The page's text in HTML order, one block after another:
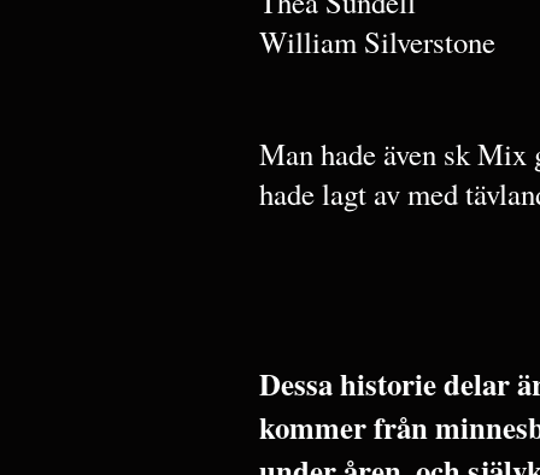
William Silverstone
Man hade även sk Mix
hade lagt av med
Dessa historie delar
kommer från